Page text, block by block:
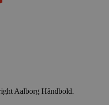
Aalborg Håndbold.